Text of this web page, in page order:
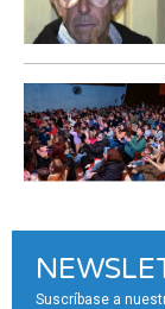
Suscríbase a